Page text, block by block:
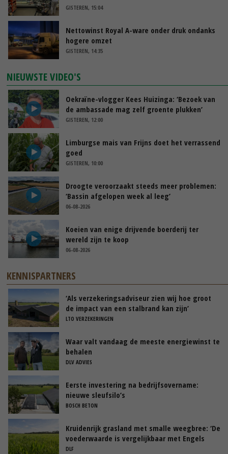
GISTEREN, 15:04
Nettowinst Royal A-ware onder druk ondanks
hogere omzet
GISTEREN, 14:35
NIEUWSTE VIDEO'S
Oekraïne-vlogger Kees Huizinga: ‘Bezoek van
de ambassade mag zelf groente plukken’
GISTEREN, 12:00
Limburgse mais van Frijns doet het verrassend
goed
GISTEREN, 10:00
Droogte veroorzaakt steeds meer problemen:
‘Bassin afgelopen week al leeg’
06-08-2026
Koeien van enige drijvende boerderij ter
wereld zijn te koop
06-08-2026
KENNISPARTNERS
‘Als verzekeringsadviseur zien wij hoe groot
de impact van een stalbrand kan zijn’
LTO VERZEKERINGEN
Waar valt vandaag de meeste energiewinst te
behalen
DLV ADVIES
Eerste investering na bedrijfsovername:
nieuwe sleufsilo’s
BOSCH BETON
Kruidenrijk grasland met smalle weegbree: ‘De
voederwaarde is vergelijkbaar met Engels
raaigras’
DLF